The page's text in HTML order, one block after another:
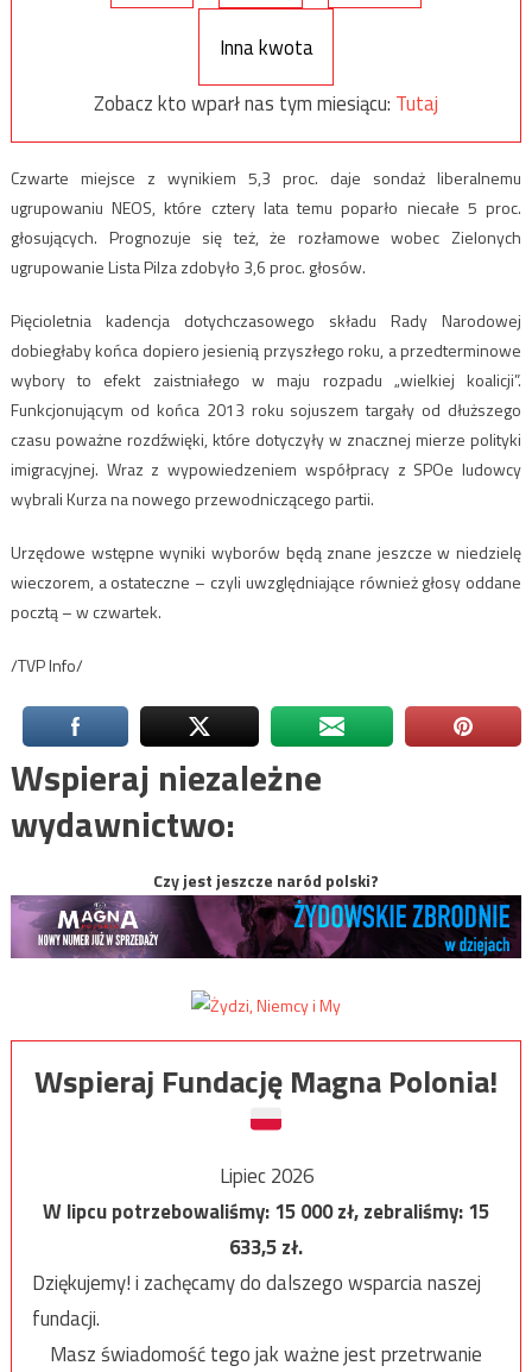
Inna kwota
Zobacz kto wparł nas tym miesiącu: Tutaj
Czwarte miejsce z wynikiem 5,3 proc. daje sondaż liberalnemu
ugrupowaniu NEOS, które cztery lata temu poparło niecałe 5 proc.
głosujących. Prognozuje się też, że rozłamowe wobec Zielonych
ugrupowanie Lista Pilza zdobyło 3,6 proc. głosów.
Pięcioletnia kadencja dotychczasowego składu Rady Narodowej
dobiegłaby końca dopiero jesienią przyszłego roku, a przedterminowe
wybory to efekt zaistniałego w maju rozpadu „wielkiej koalicji”.
Funkcjonującym od końca 2013 roku sojuszem targały od dłuższego
czasu poważne rozdźwięki, które dotyczyły w znacznej mierze polityki
imigracyjnej. Wraz z wypowiedzeniem współpracy z SPOe ludowcy
wybrali Kurza na nowego przewodniczącego partii.
Urzędowe wstępne wyniki wyborów będą znane jeszcze w niedzielę
wieczorem, a ostateczne – czyli uwzględniające również głosy oddane
pocztą – w czwartek.
/TVP Info/
Wspieraj niezależne
wydawnictwo:
Czy jest jeszcze naród polski?
Wspieraj Fundację Magna Polonia!
Lipiec 2026
W lipcu potrzebowaliśmy:15 000zł, zebraliśmy:15
633,5zł.
Dziękujemy! i zachęcamy do dalszego wsparcia naszej
fundacji.
Masz świadomość tego jak ważne jest przetrwanie